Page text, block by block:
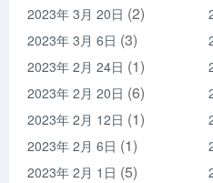
2023年 3月 20日 (2)
2023年 3月 6日 (3)
2023年 2月 24日 (1)
2023年 2月 20日 (6)
2023年 2月 12日 (1)
2023年 2月 6日 (1)
2023年 2月 1日 (5)